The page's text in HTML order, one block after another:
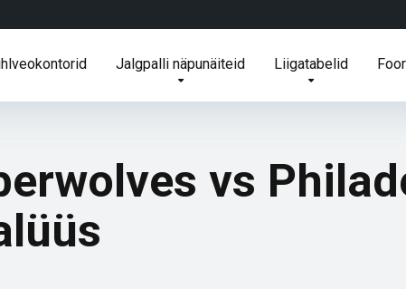
Jalgpalli näpunäiteid Liigatabelid
vs